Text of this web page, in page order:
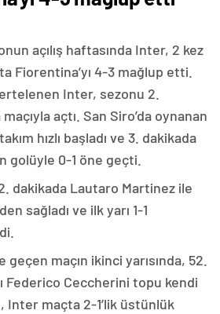
açılış haftasında Inter, 2 kez
Fiorentina’yı 4-3 mağlup etti.
Inter, sezonu 2.
açtı. San Siro’da oynanan
hızlı başladı ve 3. dakikada
golüyle 0-1 öne geçti.
dakikada Lautaro Martinez ile
sağladı ve ilk yarı 1-1
maçın ikinci yarısında, 52.
Federico Ceccherini topu kendi
Inter maçta 2-1’lik üstünlük